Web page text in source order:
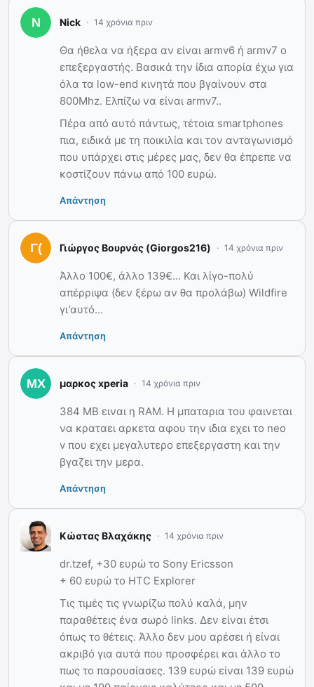
Nick 14 χρόνια πριν
Θα ήθελα να ήξερα αν είναι armv6 ή armv7 ο
επεξεργαστής. Βασικά την ίδια απορία έχω για
όλα τα low-end κινητά που βγαίνουν στα
800Mhz. Ελπίζω να είναι armv7..
Πέρα από αυτό πάντως, τέτοια smartphones
πια, ειδικά με τη ποικιλία και τον ανταγωνισμό
που υπάρχει στις μέρες μας, δεν θα έπρεπε να
κοστίζουν πάνω από 100 ευρώ.
Απάντηση
Γιώργος Βουρνάς (Giorgos216) 14 χρόνια πριν
Άλλο 100€, άλλο 139€… Και λίγο-πολύ
απέρριψα (δεν ξέρω αν θα προλάβω) Wildfire
γι’αυτό…
Απάντηση
μαρκος xperia 14 χρόνια πριν
384 MB ειναι η RAM. Η μπαταρια του φαινεται
να κραταει αρκετα αφου την ιδια εχει το neo
v που εχει μεγαλυτερο επεξεργαστη και την
βγαζει την μερα.
Απάντηση
Κώστας Βλαχάκης 14 χρόνια πριν
dr.tzef, +30 ευρώ το Sony Ericsson
+ 60 ευρώ το HTC Explorer
Τις τιμές τις γνωρίζω πολύ καλά, μην
παραθέτεις ένα σωρό links. Δεν είναι έτσι
όπως το θέτεις. Άλλο δεν μου αρέσει ή είναι
ακριβό για αυτά που προσφέρει και άλλο το
πως το παρουσίασες. 139 ευρώ είναι 139 ευρώ